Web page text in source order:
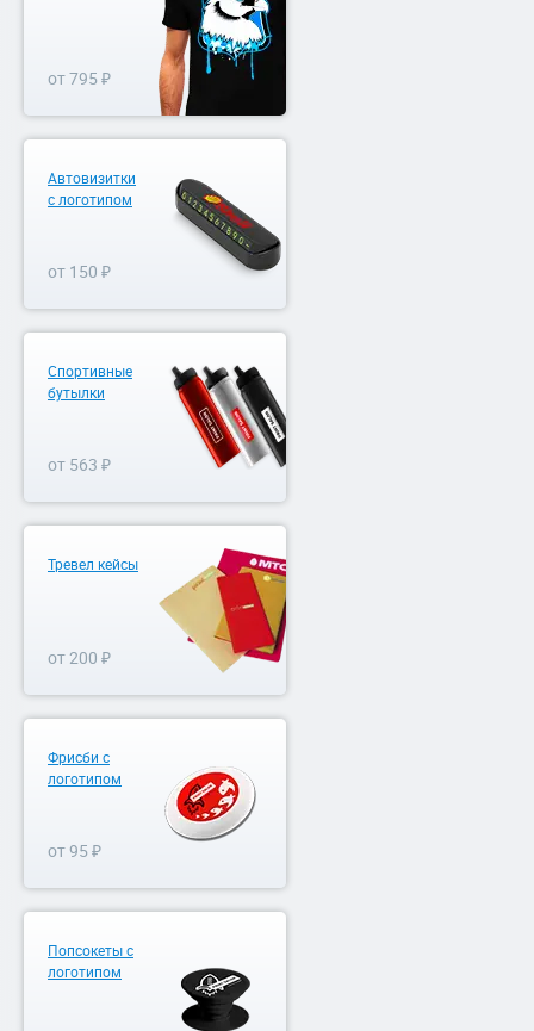
от 795 ₽
Автовизитки
с логотипом
от 150 ₽
Спортивные
бутылки
от 563 ₽
Тревел кейсы
от 200 ₽
Фрисби с
логотипом
от 95 ₽
Попсокеты с
логотипом